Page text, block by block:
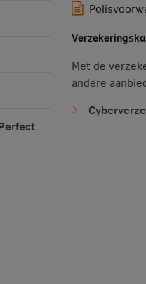
Met de
andere